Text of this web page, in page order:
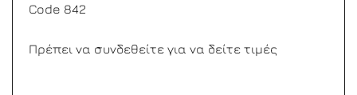
Code 842
Πρέπει να συνδεθείτε για να δείτε τιμές